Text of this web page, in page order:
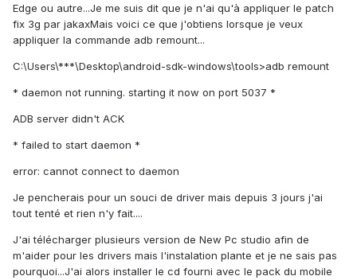
Edge ou autre...Je me suis dit que je n'ai qu'à appliquer le patch
fix 3g par jakaxMais voici ce que j'obtiens lorsque je veux
appliquer la commande adb remount...
C:\Users\***\Desktop\android-sdk-windows\tools>adb remount
* daemon not running. starting it now on port 5037 *
ADB server didn't ACK
* failed to start daemon *
error: cannot connect to daemon
Je pencherais pour un souci de driver mais depuis 3 jours j'ai
tout tenté et rien n'y fait....
J'ai télécharger plusieurs version de New Pc studio afin de
m'aider pour les drivers mais l'instalation plante et je ne sais pas
pourquoi...J'ai alors installer le cd fourni avec le pack du mobile